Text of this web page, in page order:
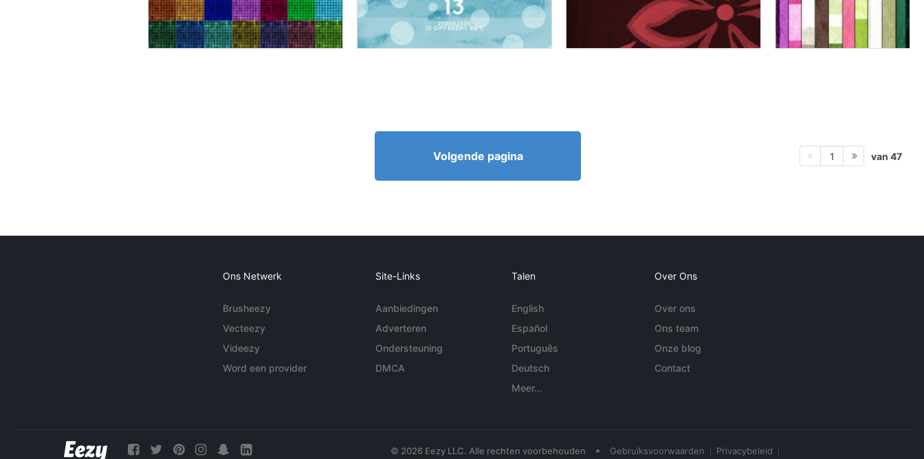
Volgende pagina 1 van 47
Ons Netwerk
Brusheezy
Vecteezy
Videezy
Word een provider
Site-Links
Aanbiedingen
Adverteren
Ondersteuning
DMCA
Talen
English
Español
Português
Deutsch
Meer...
Over Ons
Over ons
Ons team
Onze blog
Contact
© 2026 Eezy LLC. Alle rechten voorbehouden • Gebruiksvoorwaarden Privacybeleid